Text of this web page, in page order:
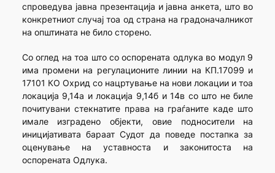
спроведува јавна презентација и јавна анкета, што во
конкретниот случај тоа од страна на градоначалникот
на општината не било сторено.
Со оглед на тоа што со оспорената одлука во модул 9
има промени на регулационите линии на КП.17099 и
17101 КО Охрид со нацртување на нови локации и тоа
локација 9,14а и локација 9,14б и 14в со што не биле
почитувани стекнатите права на граѓаните каде што
имале изградено објекти, овие подносители на
иницијативата бараат Судот да поведе постапка за
оценување на уставноста и законитоста на
оспорената Одлука.